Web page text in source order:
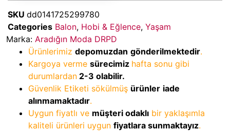
SKU dd0141725299780
Categories Balon, Hobi & Eğlence, Yaşam
Marka: Aradığın Moda DRPD
Ürünlerimiz depomuzdan gönderilmektedir.
Kargoya verme sürecimiz hafta sonu gibi
durumlardan 2-3 olabilir.
Güvenlik Etiketi sökülmüş ürünler iade
alınmamaktadır.
Uygun fiyatlı ve müşteri odaklı bir yaklaşımla
kaliteli ürünleri uygun fiyatlara sunmaktayız.